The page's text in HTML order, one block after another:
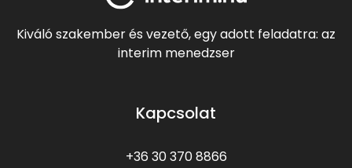
Kiváló szakember és vezető, egy adott feladatra: az
interim menedzser
Kapcsolat
+36 30 370 8866